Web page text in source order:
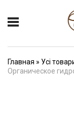
Главная » Усі
Органическое